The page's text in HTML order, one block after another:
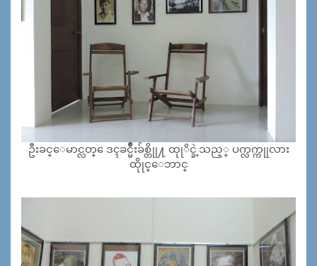
ဦးခင္ေမာင္လတ္ ေဒၚခင္မ်ဳိးခ်စ္တိုု႔ ထုုိင္ခဲ့သည့္ ပက္လက္ကုုလား
ထိုုင္ေဘာင္